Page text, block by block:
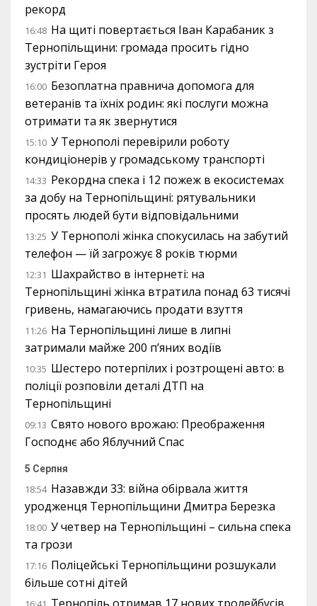
рекорд
16:48 На щиті повертається Іван Карабаник з
Тернопільщини: громада просить гідно
зустріти Героя
16:00 Безоплатна правнича допомога для
ветеранів та їхніх родин: які послуги можна
отримати та як звернутися
15:10 У Тернополі перевірили роботу
кондиціонерів у громадському транспорті
14:33 Рекордна спека і 12 пожеж в екосистемах
за добу на Тернопільщині: рятувальники
просять людей бути відповідальними
13:25 У Тернополі жінка спокусилась на забутий
телефон — їй загрожує 8 років тюрми
12:31 Шахрайство в інтернеті: на
Тернопільщині жінка втратила понад 63 тисячі
гривень, намагаючись продати взуття
11:26 На Тернопільщині лише в липні
затримали майже 200 п’яних водіїв
10:35 Шестеро потерпілих і розтрощені авто: в
поліції розповіли деталі ДТП на
Тернопільщині
09:13 Свято нового врожаю: Преображення
Господнє або Яблучний Спас
5 Серпня
18:54 Назавжди 33: війна обірвала життя
уродженця Тернопільщини Дмитра Березка
18:00 У четвер на Тернопільщині – сильна спека
та грози
17:16 Поліцейські Тернопільщини розшукали
більше сотні дітей